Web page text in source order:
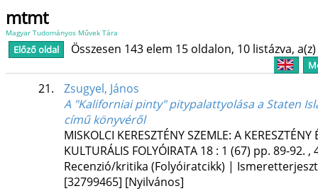
mtmt
Magyar Tudományos Művek Tára
Előző oldal Összesen 143 elem 15 oldalon, 10 listázva,
21.
Zsugyel, János
A "Kaliforniai pinty" pitypalattyolása a Staten
című könyvéről
MISKOLCI KERESZTÉNY SZEMLE: A
KULTURÁLIS FOLYÓIRATA 18: 1 (67) pp. 89-92. ,
Recenzió/kritika (Folyóiratcikk) |
[32799465] [Nyilvános]